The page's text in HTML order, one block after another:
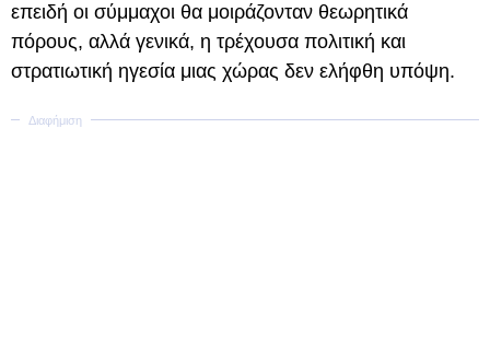
επειδή οι σύμμαχοι θα μοιράζονταν θεωρητικά
πόρους, αλλά γενικά, η τρέχουσα πολιτική και
στρατιωτική ηγεσία μιας χώρας δεν ελήφθη υπόψη.